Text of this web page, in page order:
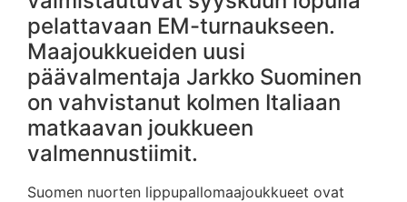
pelattavaan EM-turnaukseen.
Maajoukkueiden uusi
päävalmentaja Jarkko Suominen
on vahvistanut kolmen Italiaan
matkaavan joukkueen
valmennustiimit.
Suomen nuorten lippupallomaajoukkueet ovat